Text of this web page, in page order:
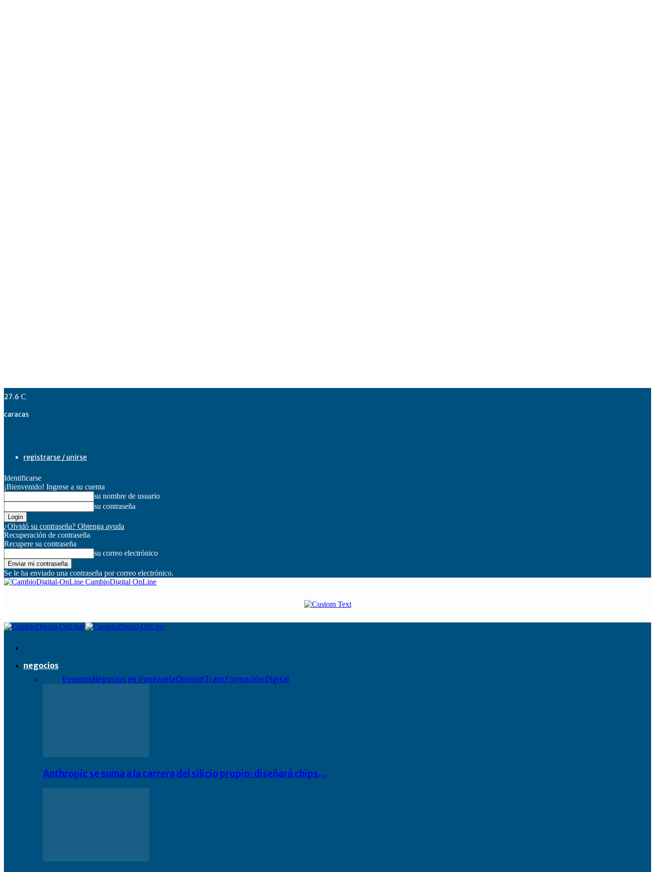
27.6 C
caracas
registrarse / unirse
Identificarse
¡Bienvenido! Ingrese a su cuenta
su nombre de usuario
su contraseña
¿Olvidó su contraseña? Obtenga ayuda
Recuperación de contraseña
Recupere su contraseña
su correo electrónico
Se le ha enviado una contraseña por correo electrónico.
CambioDigital OnLine
negocios
EventosNegocios en VenezuelaOpiniónTransformación Digital
Anthropic se suma a la carrera del silicio propio: diseñará chips…